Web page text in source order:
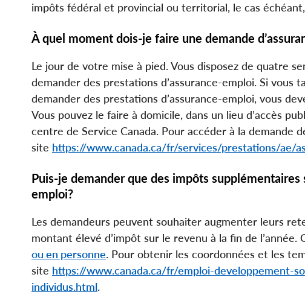
impôts fédéral et provincial ou territorial, le cas échéant,
À quel moment dois-je faire une demande
Le jour de votre mise à pied. Vous disposez de quatre
demander des prestations d’assurance-emploi. Si
demander des prestations d’assurance-emploi, vous
Vous pouvez le faire à domicile, dans un lieu d’accès
centre de Service Canada. Pour accéder à la demande
site https://www.canada.ca/fr/services/prestations/ae/
Puis-je demander que des impôts
emploi?
Les demandeurs peuvent souhaiter augmenter leurs
montant élevé d’impôt sur le revenu à la fin de
ou en personne. Pour obtenir les coordonnées et les
site https://www.canada.ca/fr/emploi-developpement-
individus.html.